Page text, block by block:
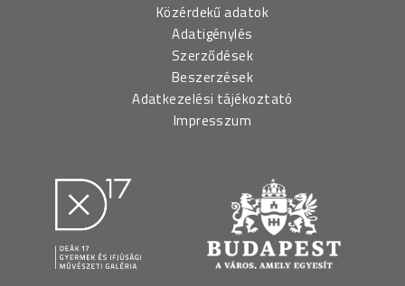
Közérdekű adatok
Adatigénylés
Szerződések
Beszerzések
Adatkezelési tájékoztató
Impresszum